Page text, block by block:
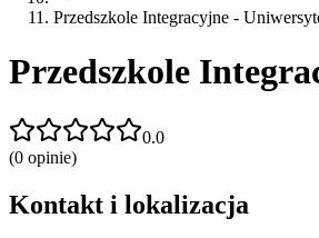
Przedszkole Integracyjne -
Przedszkole
0.0
(0 opinie)
Kontakt i lokalizacja